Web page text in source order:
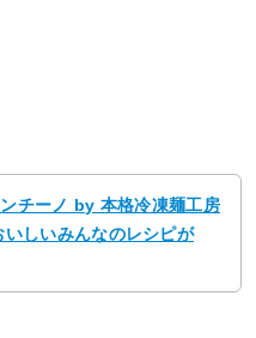
チーノ by 本格冷凍麺工房
しいみんなのレシピが